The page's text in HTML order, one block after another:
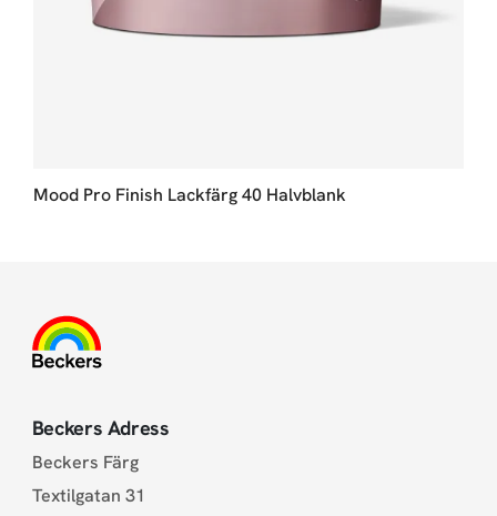
Mood Pro Finish Lackfärg 40 Halvblank
Beckers Adress
Beckers Färg
Textilgatan 31